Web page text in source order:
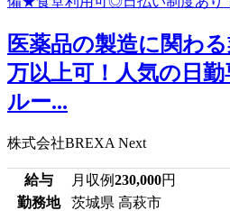
医薬品の製造に関わ
万以上可！人気の日
ルー...
株式会社BREXA Next
給与 月収例230,000円
勤務地
茨城県 高萩市